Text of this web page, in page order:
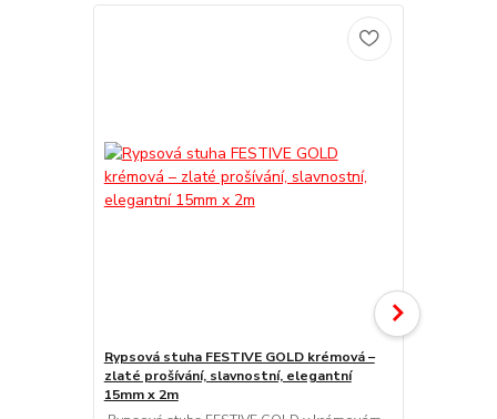
Rypsová stuha FESTIVE GOLD krémová –
zlaté prošívání, slavnostní, elegantní
15mm x 2m